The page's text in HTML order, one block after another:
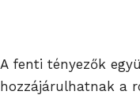
A fenti tényezők
hozzájárulhatnak a